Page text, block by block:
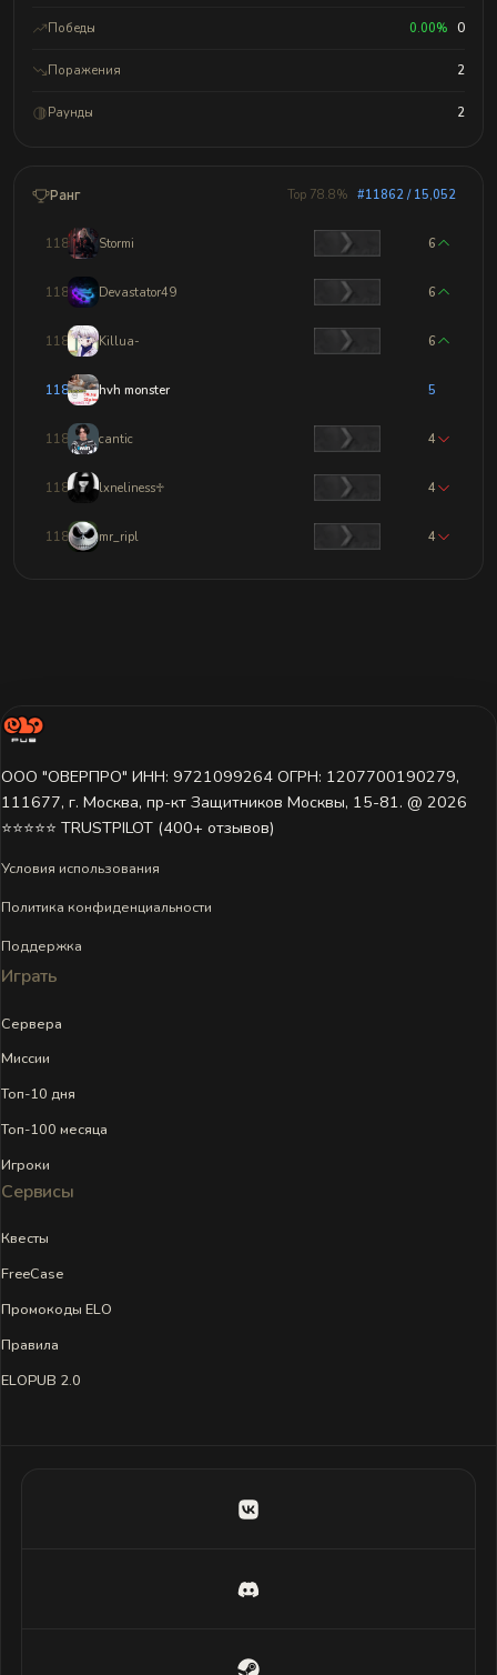
Победы 0.00% 0
Поражения 2
Раунды 2
Ранг Top 78.8% #11862 / 15,052
11859 Stormi 6
11860 Devastator49 6
11861 Killua- 6
11862 hvh monster 5
11863 cantic 4
11864 lxneliness♱ 4
11865 mr_ripl 4
ООО "ОВЕРПРО" ИНН: 9721099264 ОГРН: 1207700190279,
111677, г. Москва, пр-кт Защитников Москвы, 15-81. @ 2026 ㅤ
⭐⭐⭐⭐⭐ TRUSTPILOT (400+ отзывов)
Условия использования
Политика конфиденциальности
Поддержка
Играть
Сервера
Миссии
Топ-10 дня
Топ-100 месяца
Игроки
Сервисы
Квесты
FreeCase
Промокоды ELO
Правила
ELOPUB 2.0